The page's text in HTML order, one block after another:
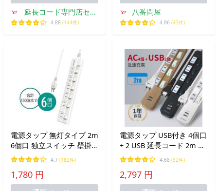
延長コード専門店セイ
バー
4.88 (144件)
八番問屋
4.86 (43件)
電源タップ 無灯タイプ 2m
6個口 独立スイッチ 壁掛
け 180°スイングプラグ 雷
ガード タコ足配線 おしゃ
れ オススメ ACアタブター
ポイント利用
4.7 (182件)
1,780 円
電源タップ USB付き 4個口
+ 2 USB 延長コード 2m コ
ンセント おしゃれ タップ
スイッチ 安全 雷 ガード
充電器 急速充電 海外対応
240V テーブルタップ
4.68 (92件)
2,797 円